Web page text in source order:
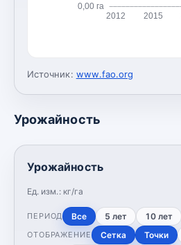
0,00 га
2012 2015
Источник: www.fao.org
Урожайность
Урожайность
Ед. изм.: кг/га
ПЕРИОД Все 5 лет 10 лет
ОТОБРАЖЕНИЕ Сетка Точки